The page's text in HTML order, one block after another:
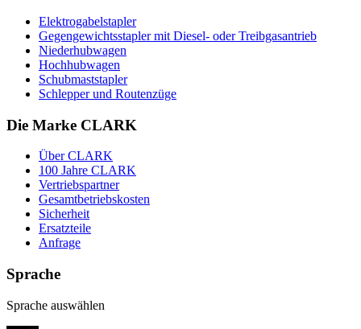
Elektrogabelstapler
Gegengewichtsstapler mit Diesel- oder Treibgasantrieb
Niederhubwagen
Hochhubwagen
Schubmaststapler
Schlepper und Routenzüge
Die Marke CLARK
Über CLARK
100 Jahre CLARK
Vertriebspartner
Gesamtbetriebskosten
Sicherheit
Ersatzteile
Anfrage
Sprache
Sprache auswählen